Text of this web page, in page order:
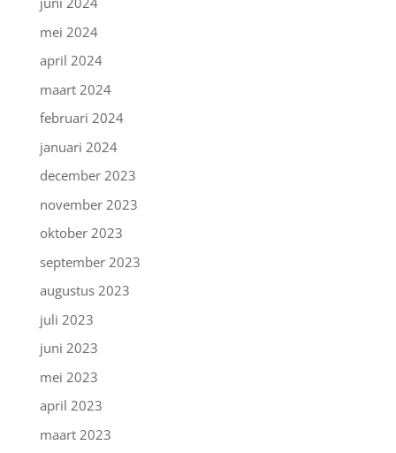
mei 2024
april 2024
maart 2024
februari 2024
januari 2024
december 2023
november 2023
oktober 2023
september 2023
augustus 2023
juli 2023
juni 2023
mei 2023
april 2023
maart 2023